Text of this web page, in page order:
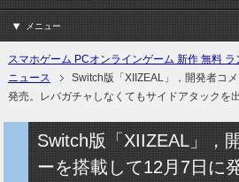
メニュー
スマホゲーム PCオンラインゲーム 新作 無料
ニュース
Switch版「XIIZEAL」，開発者コ
発売。レバガチャしなくてもサイドアタックを
Switch版「XIIZEAL」，
ーを搭載して12月7日に